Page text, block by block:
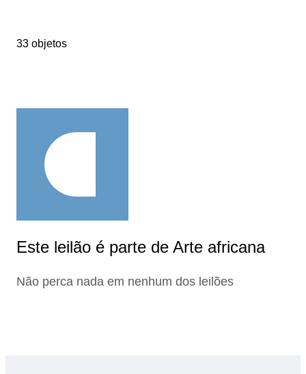
33 objetos
Este leilão é parte de Arte africana
Não perca nada em nenhum dos leilões